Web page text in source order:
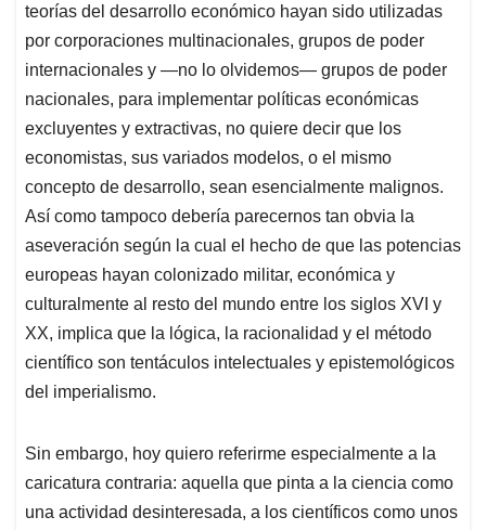
teorías del desarrollo económico hayan sido utilizadas
por corporaciones multinacionales, grupos de poder
internacionales y —no lo olvidemos— grupos de poder
nacionales, para implementar políticas económicas
excluyentes y extractivas, no quiere decir que los
economistas, sus variados modelos, o el mismo
concepto de desarrollo, sean esencialmente malignos.
Así como tampoco debería parecernos tan obvia la
aseveración según la cual el hecho de que las potencias
europeas hayan colonizado militar, económica y
culturalmente al resto del mundo entre los siglos XVI y
XX, implica que la lógica, la racionalidad y el método
científico son tentáculos intelectuales y epistemológicos
del imperialismo.
Sin embargo, hoy quiero referirme especialmente a la
caricatura contraria: aquella que pinta a la ciencia como
una actividad desinteresada, a los científicos como unos